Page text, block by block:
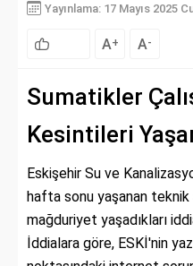
Yayınlama: 17 Mayıs 2025
A+ A-
Sumatikler
Kesintileri
Eskişehir Su ve
hafta sonu yaşanan teknik
mağduriyet yaşadıkları
İddialara göre, ESKİ'nin